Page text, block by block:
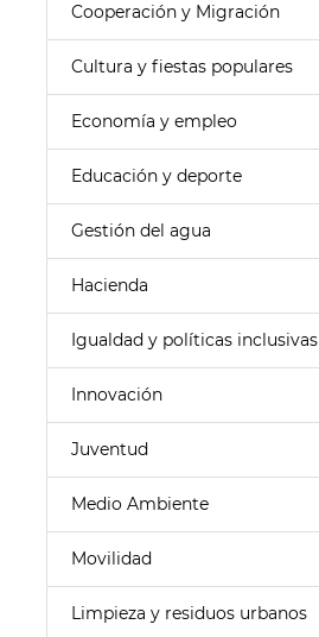
Cooperación y Migración
Cultura y fiestas populares
Economía y empleo
Educación y deporte
Gestión del agua
Hacienda
Igualdad y políticas inclusivas
Innovación
Juventud
Medio Ambiente
Movilidad
Limpieza y residuos urbanos